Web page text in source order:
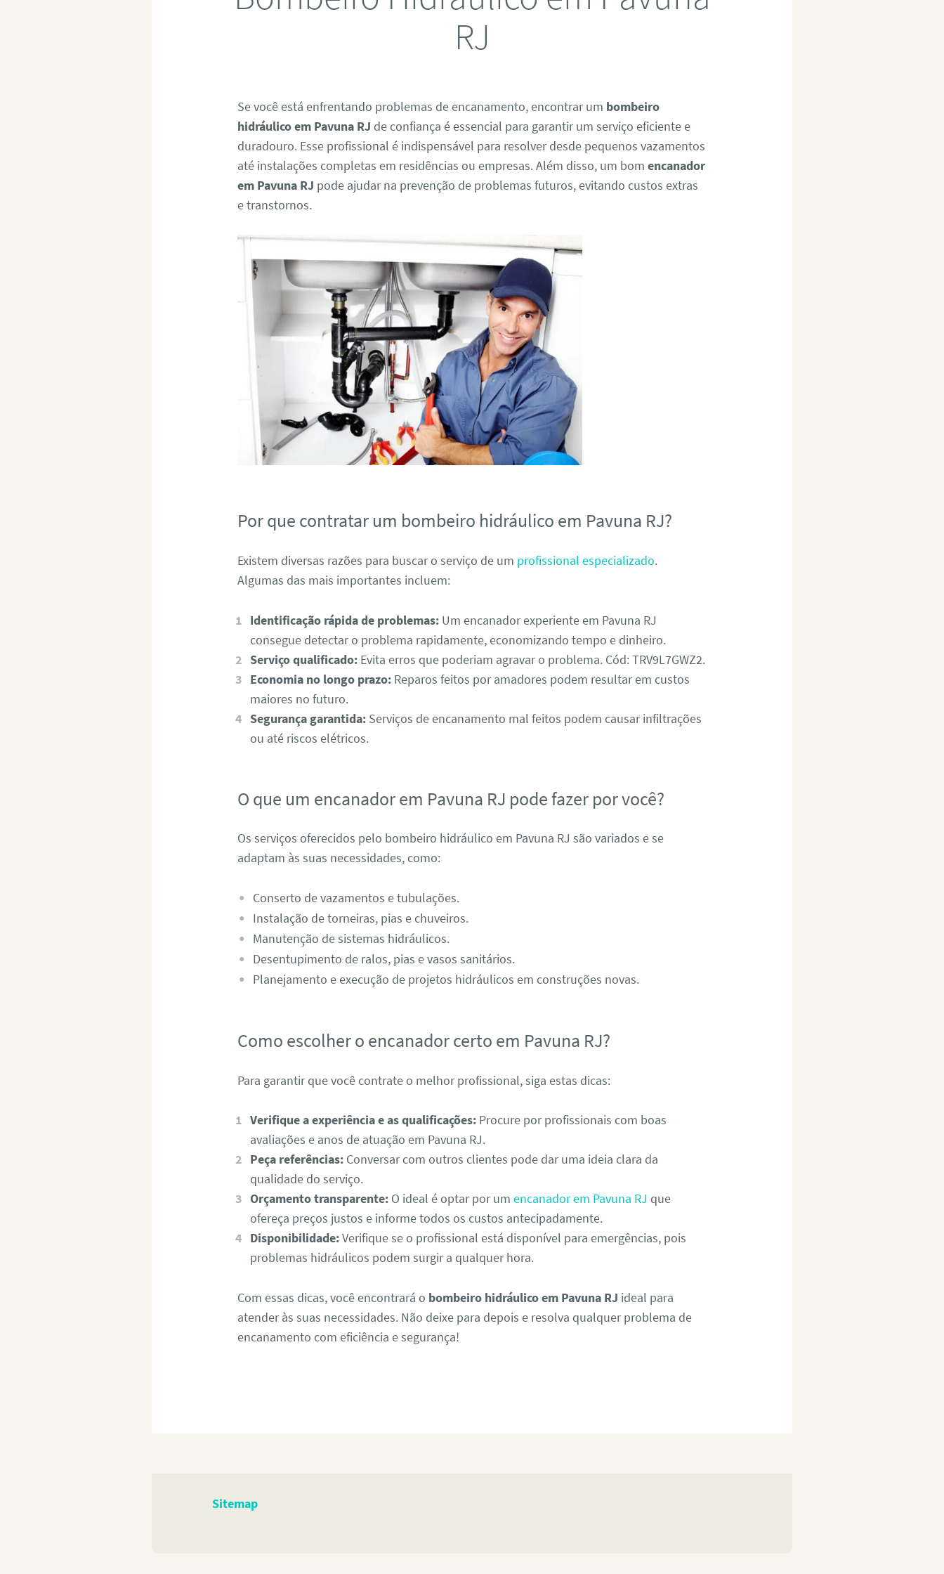
RJ
Se você está enfrentando problemas de encanamento, encontrar um bombeiro
hidráulico em Pavuna RJ de confiança é essencial para garantir um serviço eficiente e
duradouro. Esse profissional é indispensável para resolver desde pequenos vazamentos
até instalações completas em residências ou empresas. Além disso, um bomencanador
em Pavuna RJ pode ajudar na prevenção de problemas futuros, evitando custos extras
e transtornos.
Por que contratar um bombeiro hidráulico em Pavuna RJ?
Existem diversas razões para buscar o serviço de um profissional especializado.
Algumas das mais importantes incluem:
Identificação rápida de problemas:Um encanador experiente em Pavuna RJ
consegue detectar o problema rapidamente, economizando tempo e dinheiro.
Serviço qualificado:Evita erros que poderiam agravar o problema. Cód: TRV9L7GWZ2.
Economia no longo prazo:Reparos feitos por amadores podem resultar em custos
maiores no futuro.
Segurança garantida:Serviços de encanamento mal feitos podem causar infiltrações
ou até riscos elétricos.
O que um encanador em Pavuna RJ pode fazer por você?
Os serviços oferecidos pelo bombeiro hidráulico em Pavuna RJ são variados e se
adaptam às suas necessidades, como:
Conserto de vazamentos e tubulações.
Instalação de torneiras, pias e chuveiros.
Manutenção de sistemas hidráulicos.
Desentupimento de ralos, pias e vasos sanitários.
Planejamento e execução de projetos hidráulicos em construções novas.
Como escolher o encanador certo em Pavuna RJ?
Para garantir que você contrate o melhor profissional, siga estas dicas:
Verifique a experiência e as qualificações:Procure por profissionais com boas
avaliações e anos de atuação em Pavuna RJ.
Peça referências:Conversar com outros clientes pode dar uma ideia clara da
qualidade do serviço.
Orçamento transparente:O ideal é optar por um encanador em Pavuna RJ que
ofereça preços justos e informe todos os custos antecipadamente.
Disponibilidade:Verifique se o profissional está disponível para emergências, pois
problemas hidráulicos podem surgir a qualquer hora.
Com essas dicas, você encontrará o bombeiro hidráulico em Pavuna RJ ideal para
atender às suas necessidades. Não deixe para depois e resolva qualquer problema de
encanamento com eficiência e segurança!
Sitemap